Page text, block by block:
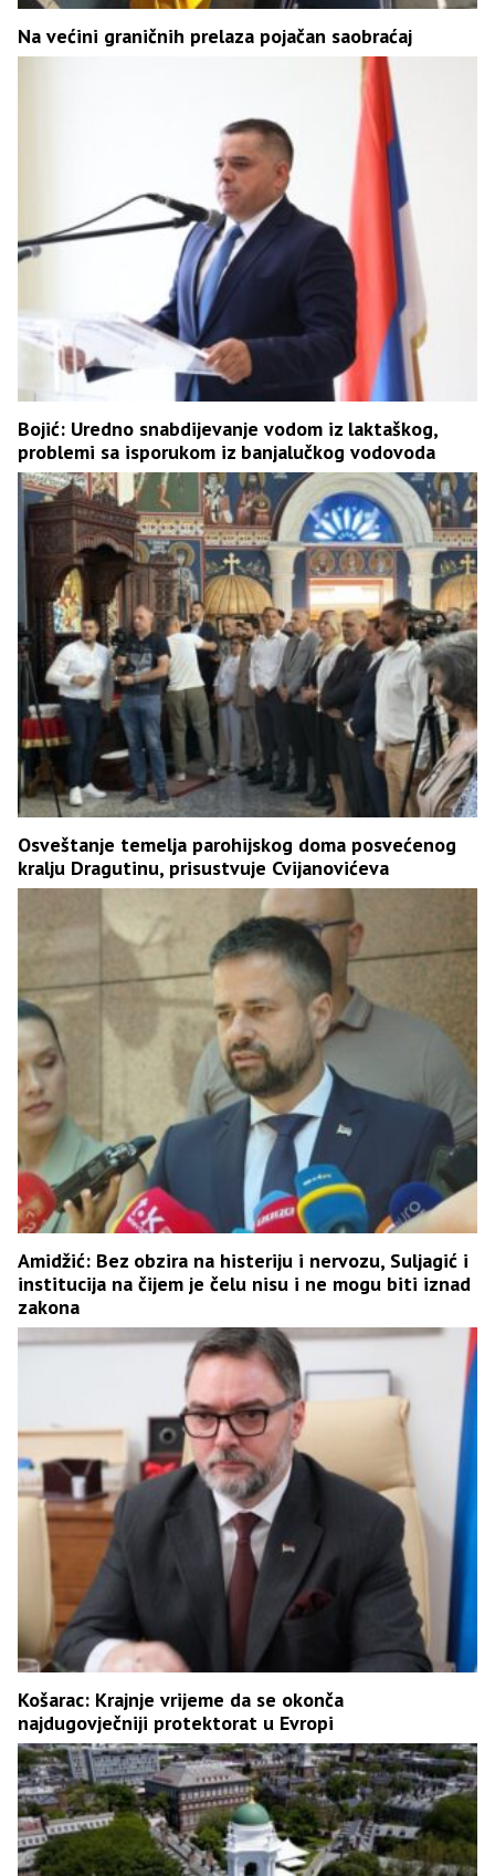
Na većini graničnih prelaza pojačan saobraćaj
Bojić: Uredno snabdijevanje vodom iz laktaškog,
problemi sa isporukom iz banjalučkog vodovoda
Osveštanje temelja parohijskog doma posvećenog
kralju Dragutinu, prisustvuje Cvijanovićeva
Amidžić: Bez obzira na histeriju i nervozu, Suljagić i
institucija na čijem je čelu nisu i ne mogu biti iznad
zakona
Košarac: Krajnje vrijeme da se okonča
najdugovječniji protektorat u Evropi